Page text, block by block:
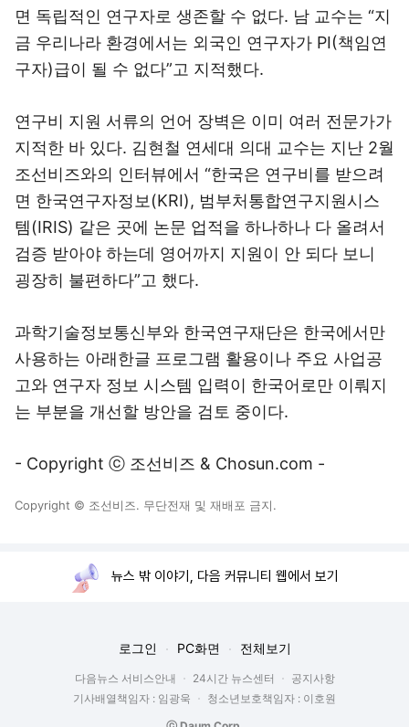
면 독립적인 연구자로 생존할 수 없다. 남 교수는 “지
금 우리나라 환경에서는 외국인 연구자가 PI(책임연
구자)급이 될 수 없다”고 지적했다.
연구비 지원 서류의 언어 장벽은 이미 여러 전문가가
지적한 바 있다. 김현철 연세대 의대 교수는 지난 2월
조선비즈와의 인터뷰에서 “한국은 연구비를 받으려
면 한국연구자정보(KRI), 범부처통합연구지원시스
템(IRIS) 같은 곳에 논문 업적을 하나하나 다 올려서
검증 받아야 하는데 영어까지 지원이 안 되다 보니
굉장히 불편하다”고 했다.
과학기술정보통신부와 한국연구재단은 한국에서만
사용하는 아래한글 프로그램 활용이나 주요 사업공
고와 연구자 정보 시스템 입력이 한국어로만 이뤄지
는 부분을 개선할 방안을 검토 중이다.
- Copyright ⓒ 조선비즈 & Chosun.com -
Copyright © 조선비즈. 무단전재 및 재배포 금지.
뉴스 밖 이야기, 다음 커뮤니티 웹에서 보기
로그인 PC화면 전체보기
다음뉴스 서비스안내 24시간 뉴스센터
공지사항
기사배열책임자 : 임광욱
청소년보호책임자 : 이호원